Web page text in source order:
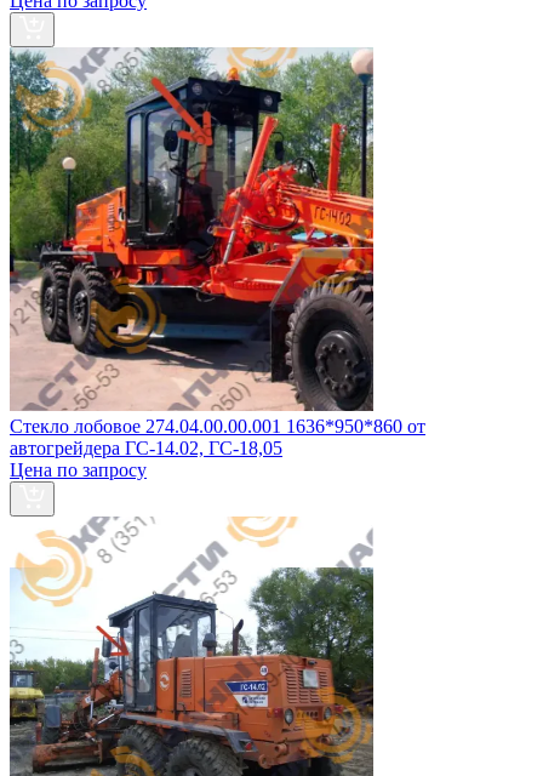
Стекло лобовое 274.04.00.00.001 1636*950*860 от
автогрейдера ГС-14.02, ГС-18,05
Цена по запросу